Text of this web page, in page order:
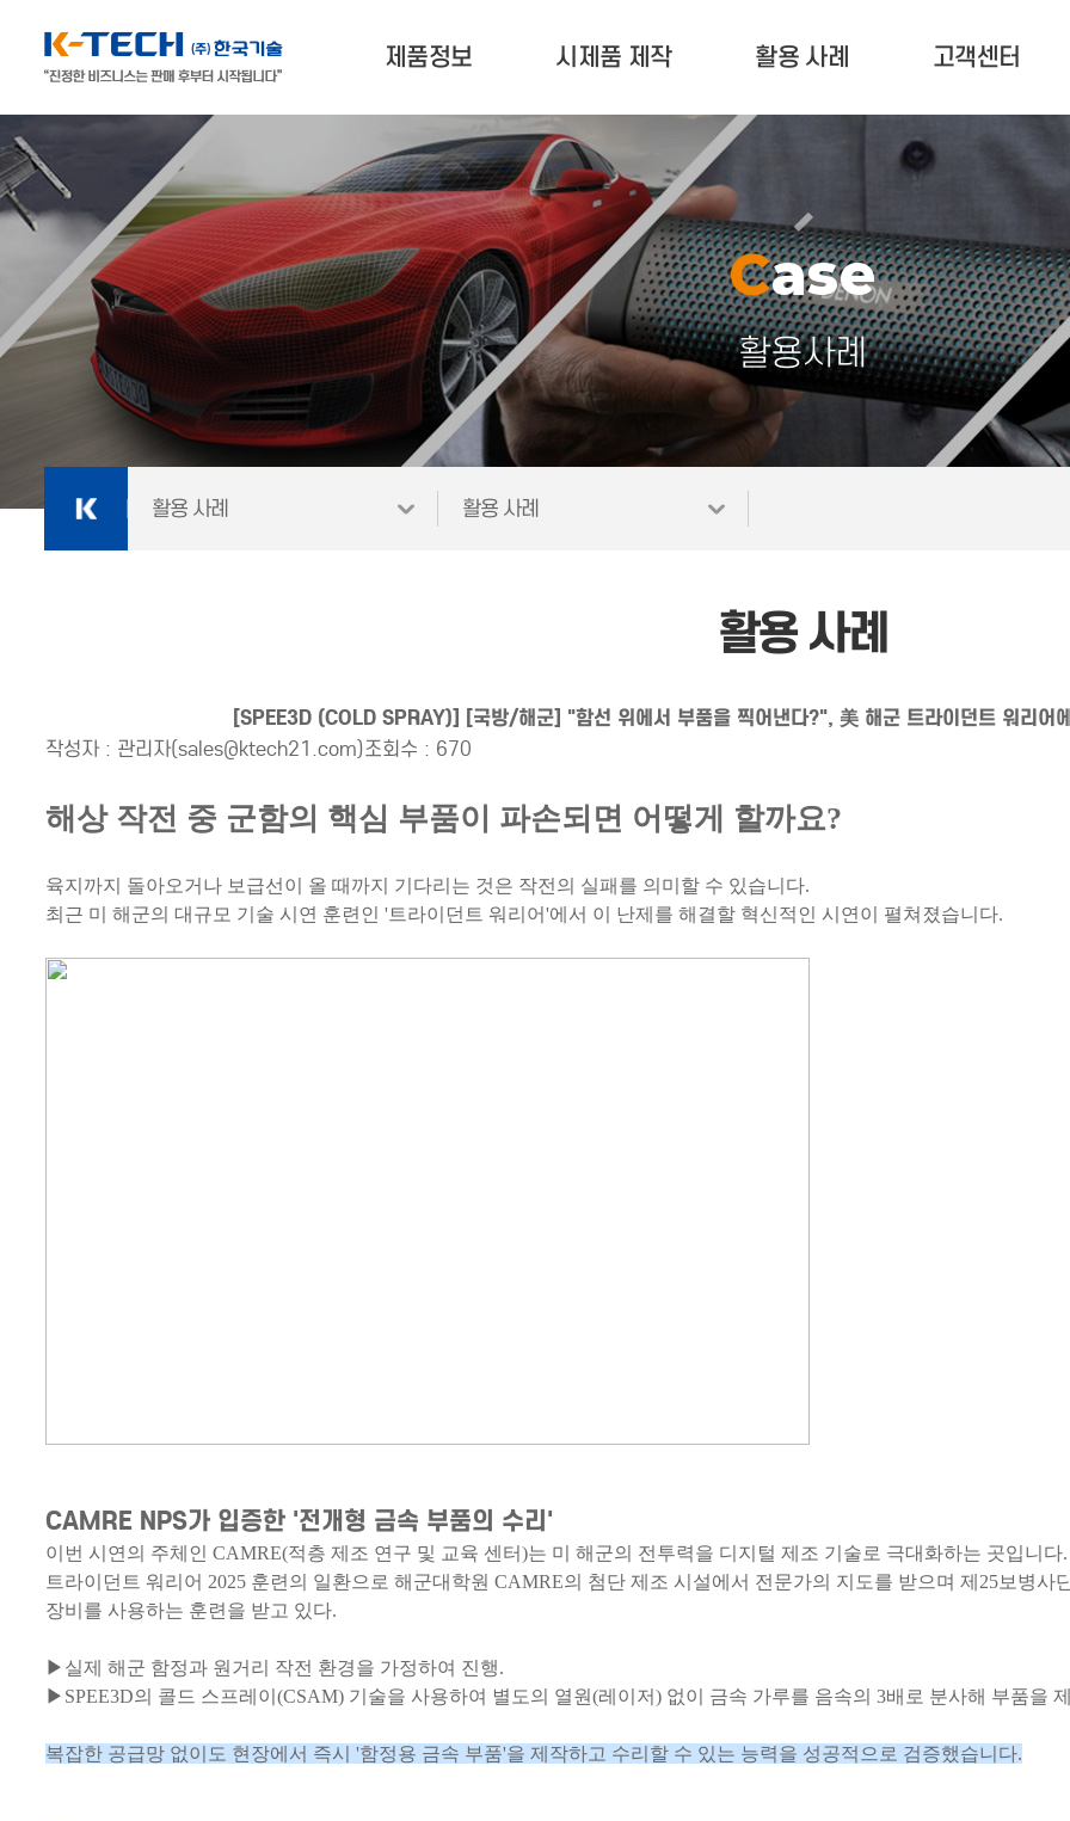
제품정보
나에게 맞는 제품찾기
3D프린터
3D스캐너 & 소프트웨어
외
재료
시제품 제작
서비스 안내
제작문의 현황
포트폴리오
활용 사례 고객센터
공지사항
자료실
Case
활용사례
활용 사례 활용 사례
활용 사례
[SPEE3D (COLD SPRAY)] [국방/해군] "함선 위에서 부품을 찍어낸다?", 美 해군 트라이던트 워리어
작성자 : 관리자(sales@ktech21.com)조회수 : 670
해상 작전 중 군함의 핵심 부품이 파손되면 어떻게 할까요?
육지까지 돌아오거나 보급선이 올 때까지 기다리는 것은 작전의 실패를 의미할 수 있습니다.
최근 미 해군의 대규모 기술 시연 훈련인 '트라이던트 워리어'에서 이 난제를 해결할 혁신적인 시연이 펼쳐졌습니다.
CAMRE NPS가 입증한 '전개형 금속 부품의 수리'
이번 시연의 주체인 CAMRE(적층 제조 연구 및 교육 센터)는 미 해군의 전투력을 디지털 제조 기술로 극대화하는 곳입니다.
트라이던트 워리어 2025 훈련의 일환으로 해군대학원 CAMRE의 첨단 제조 시설에서 전문가의 지도를 받으며 제25보병사
장비를 사용하는 훈련을 받고 있다.
▶실제 해군 함정과 원거리 작전 환경을 가정하여 진행.
▶SPEE3D의 콜드 스프레이(CSAM) 기술을 사용하여 별도의 열원(레이저) 없이 금속 가루를 음속의 3배로 분사해 부품을
복잡한 공급망 없이도 현장에서 즉시 '함정용 금속 부품'을 제작하고 수리할 수 있는 능력을 성공적으로 검증했습니다.